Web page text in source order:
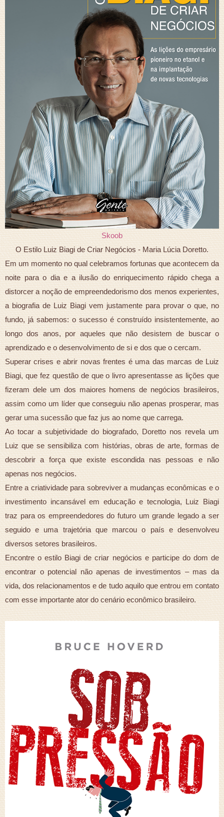
Skoob
O Estilo Luiz Biagi de Criar Negócios - Maria Lúcia Doretto.
Em um momento no qual celebramos fortunas que acontecem da
noite para o dia e a ilusão do enriquecimento rápido chega a
distorcer a noção de empreendedorismo dos menos experientes,
a biografia de Luiz Biagi vem justamente para provar o que, no
fundo, já sabemos: o sucesso é construído insistentemente, ao
longo dos anos, por aqueles que não desistem de buscar o
aprendizado e o desenvolvimento de si e dos que o cercam.
Superar crises e abrir novas frentes é uma das marcas de Luiz
Biagi, que fez questão de que o livro apresentasse as lições que
fizeram dele um dos maiores homens de negócios brasileiros,
assim como um líder que conseguiu não apenas prosperar, mas
gerar uma sucessão que faz jus ao nome que carrega.
Ao tocar a subjetividade do biografado, Doretto nos revela um
Luiz que se sensibiliza com histórias, obras de arte, formas de
descobrir a força que existe escondida nas pessoas e não
apenas nos negócios.
Entre a criatividade para sobreviver a mudanças econômicas e o
investimento incansável em educação e tecnologia, Luiz Biagi
traz para os empreendedores do futuro um grande legado a ser
seguido e uma trajetória que marcou o país e desenvolveu
diversos setores brasileiros.
Encontre o estilo Biagi de criar negócios e participe do dom de
encontrar o potencial não apenas de investimentos – mas da
vida, dos relacionamentos e de tudo aquilo que entrou em contato
com esse importante ator do cenário econômico brasileiro.